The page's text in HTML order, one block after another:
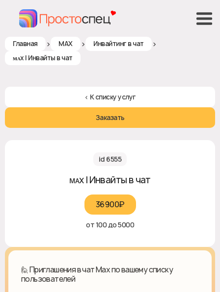
Главная > MAX > Инвайтинг в чат >
ᴍᴀx | Инвайты в чат
< К списку услуг
Заказать
id 6555
ᴍᴀx | Инвайты в чат
36900₽‎
от 100 до 5000
🙋 Приглашения в чат Max по вашему списку
пользователей